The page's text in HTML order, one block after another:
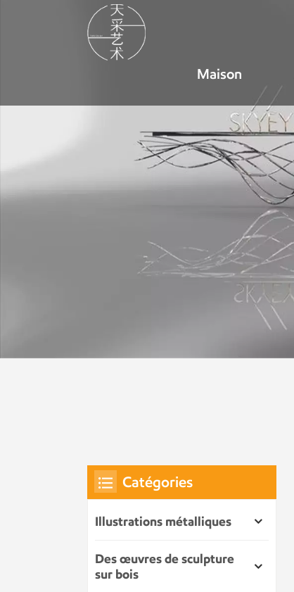
Maison
Catégories
Illustrations métalliques
Des œuvres de sculpture
sur bois